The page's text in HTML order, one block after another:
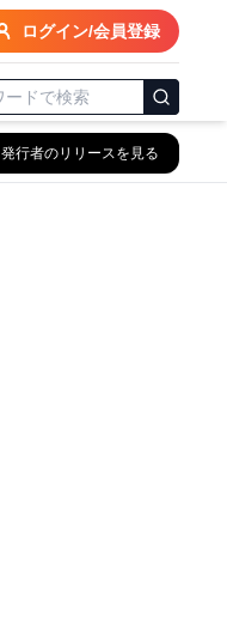
ログイン/会員登録
発行者のリリースを見る